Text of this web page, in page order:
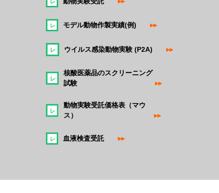
モデル動物作製実績(例) ▸▸
ウイルス感染動物実験 (P2A) ▸▸
核酸医薬品のスクリーニング
試験
▸▸
動物実験受託価格表（マウ
ス）
▸▸
血液検査受託▸▸